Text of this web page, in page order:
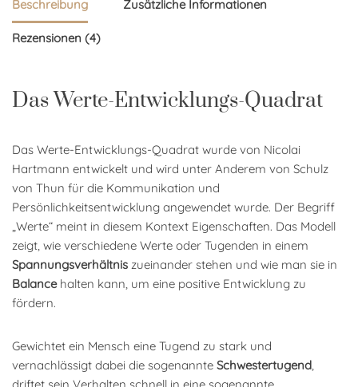
Beschreibung Zusätzliche Informationen
Rezensionen (4)
Das Werte-Entwicklungs-Quadrat
Das Werte-Entwicklungs-Quadrat wurde von Nicolai
Hartmann entwickelt und wird unter Anderem von Schulz
von Thun für die Kommunikation und
Persönlichkeitsentwicklung angewendet wurde. Der Begriff
„Werte“ meint in diesem Kontext Eigenschaften. Das Modell
zeigt, wie verschiedene Werte oder Tugenden in einem
Spannungsverhältnis zueinander stehen und wie man sie in
Balancehalten kann, um eine positive Entwicklung zu
fördern.
Gewichtet ein Mensch eine Tugend zu stark und
vernachlässigt dabei die sogenannte Schwestertugend,